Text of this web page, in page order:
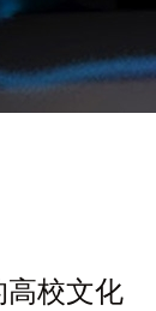
高校文化